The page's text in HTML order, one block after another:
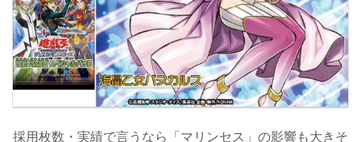
採用枚数・実績で言うなら「マリンセス」の影響も大きそ